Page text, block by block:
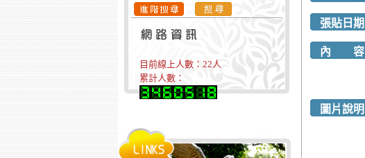
目前線上人數： 22人
累計人數：
張貼日期
內 容
圖片說明